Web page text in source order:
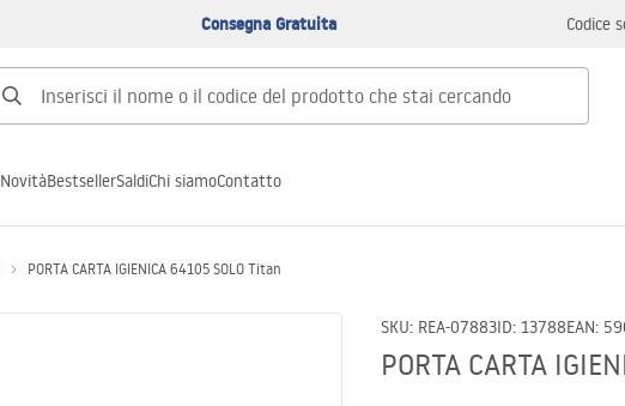
Consegna Gratuita Codice
NovitàBestsellerSaldiChi siamoContatto
PORTA CARTA IGIENICA 64105 SOLO Titan
SKU: REA-07883ID: 13788EAN:
PORTA CARTA